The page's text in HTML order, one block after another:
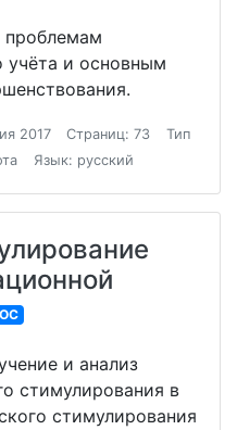
проблемам
учёта и основным
2017 Страниц: 73
Тип
Язык: русский
и анализ
стимулирования в
стимулирования